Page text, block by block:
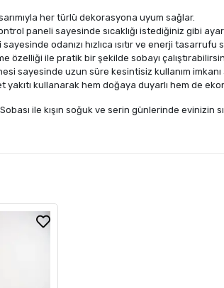
her türlü dekorasyona uyum sağlar.
paneli sayesinde sıcaklığı istediğiniz gibi
odanızı hızlıca ısıtır ve enerji tasarrufu
özelliği ile pratik bir şekilde sobayı
sayesinde uzun süre kesintisiz kullanım imkanı
yakıtı kullanarak hem doğaya duyarlı hem de
ile kışın soğuk ve serin günlerinde evinizin